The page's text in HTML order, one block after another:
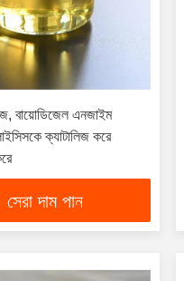
বায়োডিজেল এনজাইম
ক্যাটালিজ করে
সেরা দাম পান